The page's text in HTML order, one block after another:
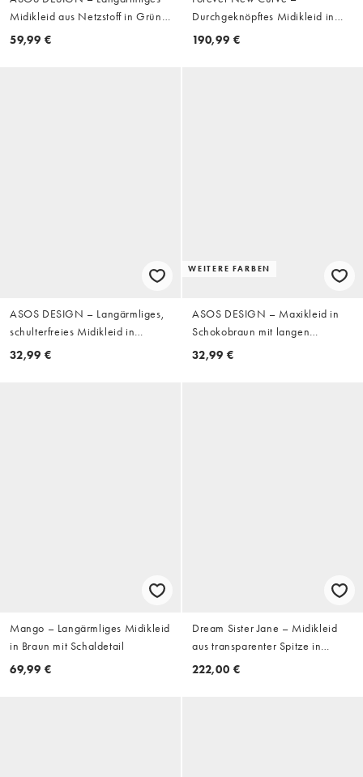
Midikleid aus Netzstoff in Grün
mit tiefem Ausschnitt und
59,99 €
Durchgeknöpftes Midikleid in
Weiß geblümt mit Ballonärmeln
190,99 €
ASOS DESIGN – Langärmliges,
schulterfreies Midikleid in
Marineblau mit verdrehtem
32,99 €
WEITERE FARBEN
ASOS DESIGN – Maxikleid in
Schokobraun mit langen
Glockenärmeln und
32,99 €
Mango – Langärmliges Midikleid
in Braun mit Schaldetail
69,99 €
Dream Sister Jane – Midikleid
aus transparenter Spitze in
Schwarz mit Schluppe
222,00 €